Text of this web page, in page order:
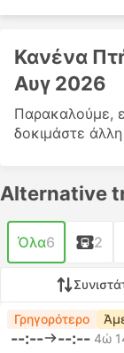
Κανένα
Αυγ 2026
Παρακαλούμε,
δοκιμάστε
Alternative
Όλα6 2
Γρηγορότερο
--:-- --:-- 4ώ